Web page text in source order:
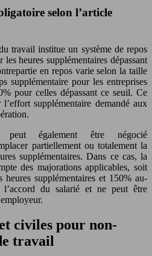
selon l’article
travail institue un système de repos
heures supplémentaires dépassant
en repos varie selon la taille
supplémentaire pour les entreprises
pour celles dépassant ce seuil. Ce
supplémentaire demandé aux
peut également être négocié
partiellement ou totalement la
supplémentaires. Dans ce cas, la
des majorations applicables, soit
supplémentaires et 150% au-
l’accord du salarié et ne peut être
civiles pour non-
travail